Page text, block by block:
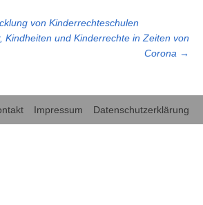
von Kinderrechteschulen
Kindheiten und Kinderrechte in Zeiten von
Corona →
Impressum Datenschutzerklärung